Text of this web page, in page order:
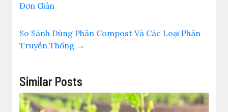
Đơn Giản
So Sánh Dùng Phân Compost Và Các Loại Phân
Truyền Thống →
Similar Posts